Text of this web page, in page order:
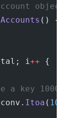
() {
i++ {
a key 10000
Itoa ( 10000